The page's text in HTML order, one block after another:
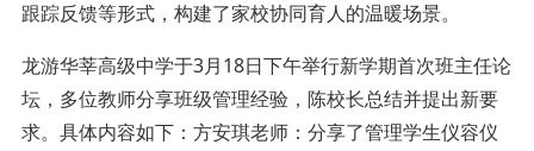
跟踪反馈等形式，构建了家校协同育人的温暖场景。
龙游华莘高级中学于3月18日下午举行新学期首次班主任论
坛，多位教师分享班级管理经验，陈校长总结并提出新要
求。具体内容如下：方安琪老师：分享了管理学生仪容仪